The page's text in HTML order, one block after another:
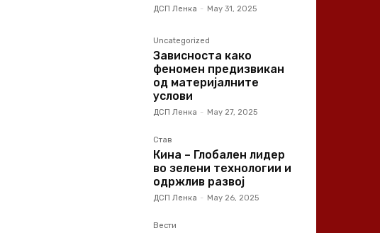
ДСП Ленка - May 31, 2025
Uncategorized
Зависноста како
феномен предизвикан
од материјалните
услови
ДСП Ленка - May 27, 2025
Став
Кина – Глобален лидер
во зелени технологии и
одржлив развој
ДСП Ленка - May 26, 2025
Вести